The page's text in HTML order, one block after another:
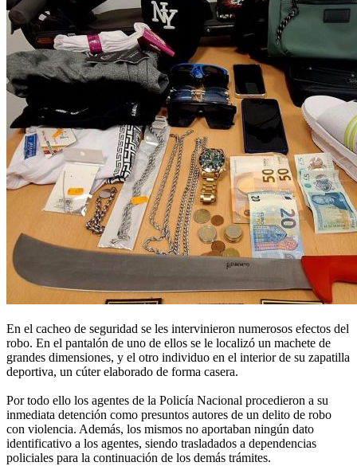
En el cacheo de seguridad se les intervinieron numerosos efectos del
robo. En el pantalón de uno de ellos se le localizó un machete de
grandes dimensiones, y el otro individuo en el interior de su zapatilla
deportiva, un cúter elaborado de forma casera.
Por todo ello los agentes de la Policía Nacional procedieron a su
inmediata detención como presuntos autores de un delito de robo
con violencia. Además, los mismos no aportaban ningún dato
identificativo a los agentes, siendo trasladados a dependencias
policiales para la continuación de los demás trámites.